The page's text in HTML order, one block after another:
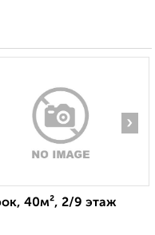
›
40м², 2/9 этаж